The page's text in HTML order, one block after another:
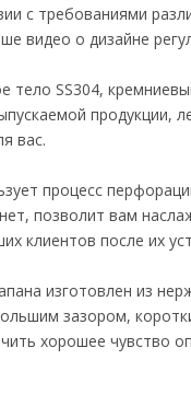
с требованиями
видео о дизайне
тело SS304,
продукции,
вас.
процесс
позволит вам
клиентов после их
изготовлен из
зазором,
хорошее чувство